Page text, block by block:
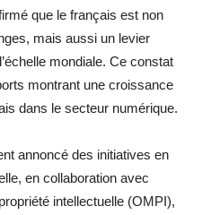
que le français est non
mais aussi un levier
mondiale. Ce constat
montrant une croissance
dans le secteur numérique.
annoncé des initiatives en
en collaboration avec
intellectuelle (OMPI),